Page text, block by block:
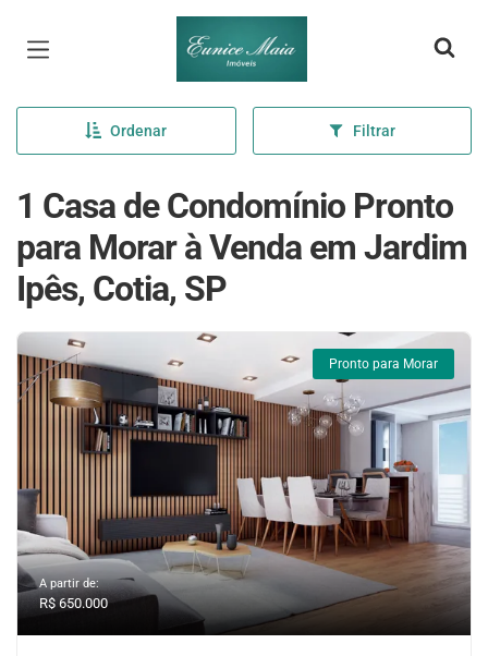
Página inicial
Ordenar Filtrar
1 Casa de Condomínio Pronto
para Morar à Venda em Jardim
Ipês, Cotia, SP
Pronto para Morar
A partir de:
R$ 650.000